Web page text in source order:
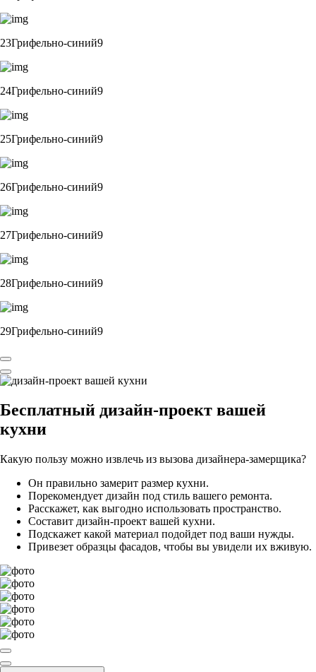
23Грифельно-синий9
24Грифельно-синий9
25Грифельно-синий9
26Грифельно-синий9
27Грифельно-синий9
28Грифельно-синий9
29Грифельно-синий9
Бесплатный дизайн-проект вашей
кухни
Какую пользу можно извлечь из вызова дизайнера-замерщика?
Он правильно замерит размер кухни.
Порекомендует дизайн под стиль вашего ремонта.
Расскажет, как выгодно использовать пространство.
Составит дизайн-проект вашей кухни.
Подскажет какой материал подойдет под ваши нужды.
Привезет образцы фасадов, чтобы вы увидели их вживую.